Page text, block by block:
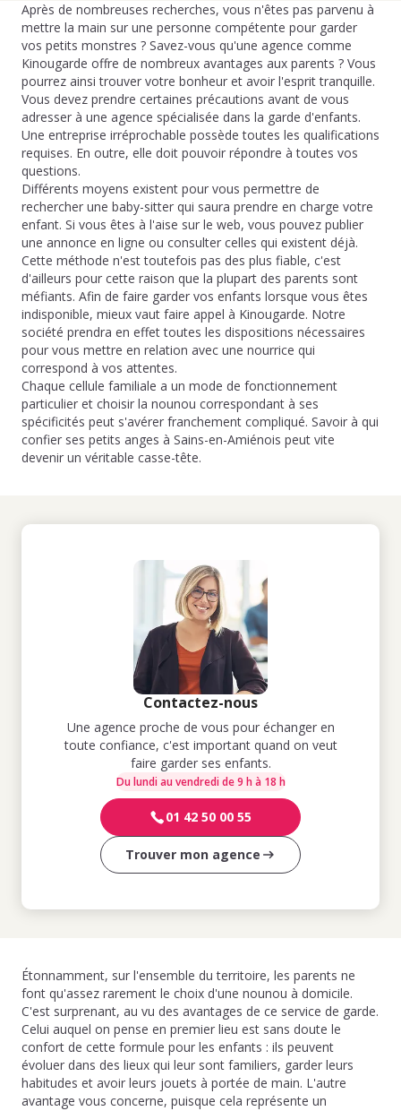
Après de nombreuses recherches, vous n'êtes pas parvenu à
mettre la main sur une personne compétente pour garder
vos petits monstres ? Savez-vous qu'une agence comme
Kinougarde offre de nombreux avantages aux parents ? Vous
pourrez ainsi trouver votre bonheur et avoir l'esprit tranquille.
Vous devez prendre certaines précautions avant de vous
adresser à une agence spécialisée dans la garde d'enfants.
Une entreprise irréprochable possède toutes les qualifications
requises. En outre, elle doit pouvoir répondre à toutes vos
questions.
Différents moyens existent pour vous permettre de
rechercher une baby-sitter qui saura prendre en charge votre
enfant. Si vous êtes à l'aise sur le web, vous pouvez publier
une annonce en ligne ou consulter celles qui existent déjà.
Cette méthode n'est toutefois pas des plus fiable, c'est
d'ailleurs pour cette raison que la plupart des parents sont
méfiants. Afin de faire garder vos enfants lorsque vous êtes
indisponible, mieux vaut faire appel à Kinougarde. Notre
société prendra en effet toutes les dispositions nécessaires
pour vous mettre en relation avec une nourrice qui
correspond à vos attentes.
Chaque cellule familiale a un mode de fonctionnement
particulier et choisir la nounou correspondant à ses
spécificités peut s'avérer franchement compliqué. Savoir à qui
confier ses petits anges à Sains-en-Amiénois peut vite
devenir un véritable casse-tête.
Contactez-nous
Une agence proche de vous pour échanger en
toute confiance, c'est important quand on veut
faire garder ses enfants.
Du lundi au vendredi de 9 h à 18 h
01 42 50 00 55
Trouver mon agence
Étonnamment, sur l'ensemble du territoire, les parents ne
font qu'assez rarement le choix d'une nounou à domicile.
C'est surprenant, au vu des avantages de ce service de garde.
Celui auquel on pense en premier lieu est sans doute le
confort de cette formule pour les enfants : ils peuvent
évoluer dans des lieux qui leur sont familiers, garder leurs
habitudes et avoir leurs jouets à portée de main. L'autre
avantage vous concerne, puisque cela représente un